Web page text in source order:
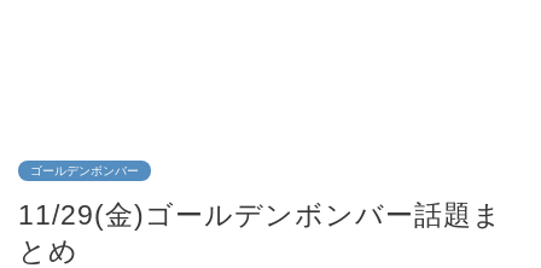
ゴールデンボンバー
11/29(金)ゴールデンボンバー話題ま
とめ